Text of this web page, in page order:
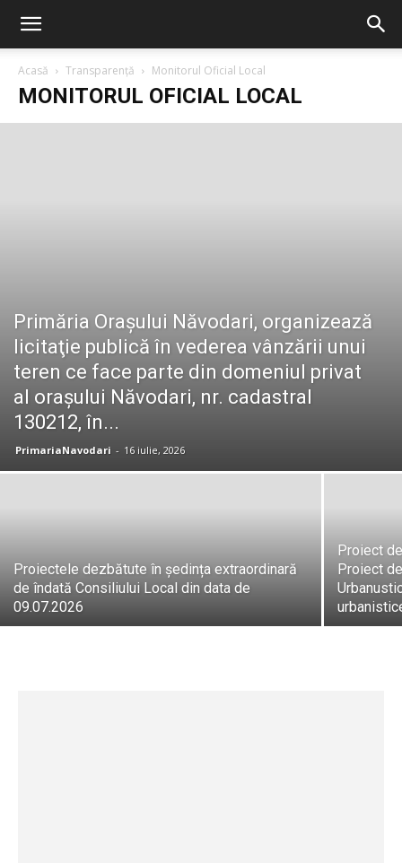
Acasă Transparență Monitorul Oficial Local
MONITORUL OFICIAL LOCAL
Primăria Orașului Năvodari, organizează
licitaţie publică în vederea vânzării unui
teren ce face parte din domeniul privat
al orașului Năvodari, nr. cadastral
130212, în...
PrimariaNavodari - 16 iulie, 2026
Proiectele dezbătute în ședința extraordinară
de îndată Consiliului Local din data de
09.07.2026
Proiect
Proiect